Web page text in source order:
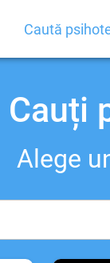
Caută
Cauți
Alege